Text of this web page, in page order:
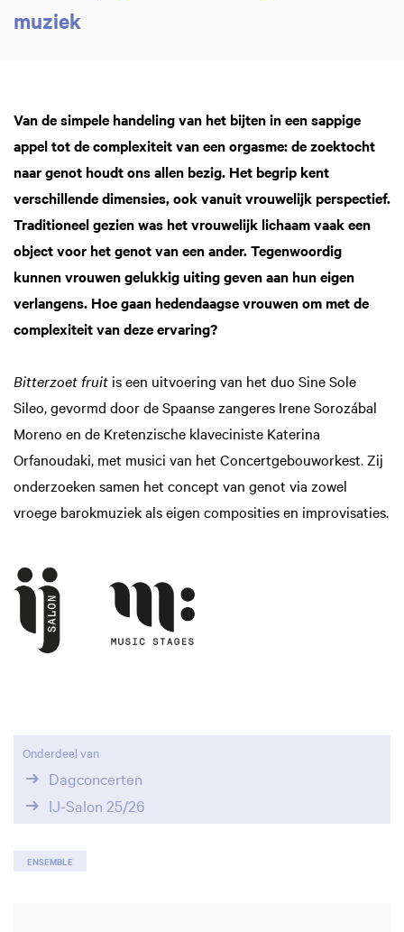
muziek
Van de simpele handeling van het bijten in een sappige
appel tot de complexiteit van een orgasme: de zoektocht
naar genot houdt ons allen bezig. Het begrip kent
verschillende dimensies, ook vanuit vrouwelijk perspectief.
Traditioneel gezien was het vrouwelijk lichaam vaak een
object voor het genot van een ander. Tegenwoordig
kunnen vrouwen gelukkig uiting geven aan hun eigen
verlangens. Hoe gaan hedendaagse vrouwen om met de
complexiteit van deze ervaring?
Bitterzoet fruit is een uitvoering van het duo Sine Sole
Sileo, gevormd door de Spaanse zangeres Irene Sorozábal
Moreno en de Kretenzische klaveciniste Katerina
Orfanoudaki, met musici van het Concertgebouworkest. Zij
onderzoeken samen het concept van genot via zowel
vroege barokmuziek als eigen composities en improvisaties.
Onderdeel van
Dagconcerten
IJ-Salon 25/26
ENSEMBLE